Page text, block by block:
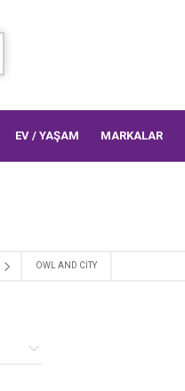
EV / YAŞAM MARKALAR
OWL AND CITY